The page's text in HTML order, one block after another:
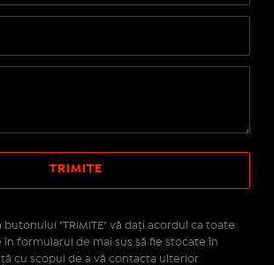
butonului "TRIMITE" vă daţi acordul ca toate
formularul de mai sus să fie stocate în
cu scopul de a vă contacta ulterior.